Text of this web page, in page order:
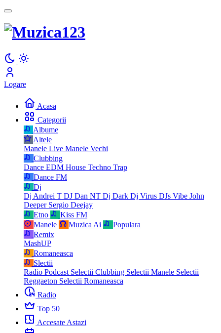
Logare
Acasa
Categorii
Albume
Altele
Manele Live Manele Vechi
Clubbing
Dance EDM House Techno Trap
Dance FM
Dj
Dj Andrei T DJ Dan NT Dj Dark Dj Virus DJs Vibe John
Deeper Sergio Deejay
Etno
Kiss FM
Manele
Muzica Ai
Populara
Remix
MashUP
Romaneasca
Slectii
Radio Podcast Selectii Clubbing Selectii Manele Selectii
Reggaeton Selectii Romaneasca
Radio
Top 50
Accesate Astazi